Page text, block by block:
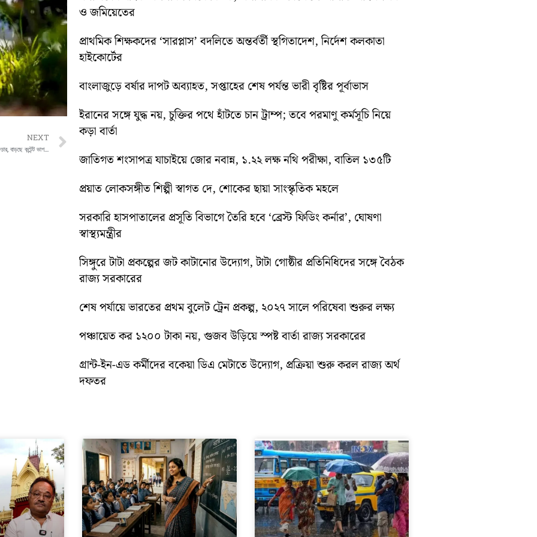
NEXT
হোয়াটসঅ্যাপে আসছে নতুন ‘স্ট্যাটাস শেয়ার’ ফিচার, বাড়ছে কন্টেন্ট ভাগ করার সুযোগ Next
ও জমিয়েতের
প্রাথমিক শিক্ষকদের ‘সারপ্লাস’ বদলিতে অন্তর্বর্তী স্থগিতাদেশ, নির্দেশ কলকাতা
হাইকোর্টের
বাংলাজুড়ে বর্ষার দাপট অব্যাহত, সপ্তাহের শেষ পর্যন্ত ভারী বৃষ্টির পূর্বাভাস
ইরানের সঙ্গে যুদ্ধ নয়, চুক্তির পথে হাঁটতে চান ট্রাম্প; তবে পরমাণু কর্মসূচি নিয়ে
কড়া বার্তা
জাতিগত শংসাপত্র যাচাইয়ে জোর নবান্ন, ১.২২ লক্ষ নথি পরীক্ষা, বাতিল ১৩৫টি
প্রয়াত লোকসঙ্গীত শিল্পী স্বাগত দে, শোকের ছায়া সাংস্কৃতিক মহলে
সরকারি হাসপাতালের প্রসূতি বিভাগে তৈরি হবে ‘ব্রেস্ট ফিডিং কর্নার’, ঘোষণা
স্বাস্থ্যমন্ত্রীর
সিঙ্গুরে টাটা প্রকল্পের জট কাটানোর উদ্যোগ, টাটা গোষ্ঠীর প্রতিনিধিদের সঙ্গে বৈঠক
রাজ্য সরকারের
শেষ পর্যায়ে ভারতের প্রথম বুলেট ট্রেন প্রকল্প, ২০২৭ সালে পরিষেবা শুরুর লক্ষ্য
পঞ্চায়েত কর ১২০০ টাকা নয়, গুজব উড়িয়ে স্পষ্ট বার্তা রাজ্য সরকারের
গ্রান্ট-ইন-এড কর্মীদের বকেয়া ডিএ মেটাতে উদ্যোগ, প্রক্রিয়া শুরু করল রাজ্য অর্থ
দফতর